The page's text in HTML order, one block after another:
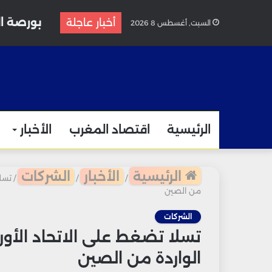
السبت, أغسطس 8 2026 أخبار عاجلة بورصة
الرئيسية اقتصاد المغرب الأخبار
الرئيسية / الأخبار / الشركات /
من الصين
الشركات
تسلا تضغط على الاتحاد
الواردة من الصين